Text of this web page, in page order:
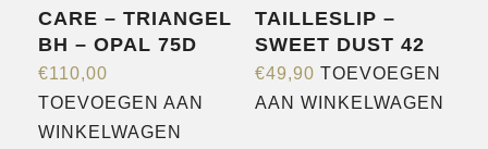
productpagina
de
productpagina
CARE – TRIANGEL
BH – OPAL 75D
€110,00
TOEVOEGEN AAN
WINKELWAGEN
TAILLESLIP –
SWEET DUST 42
€49,90 TOEVOEGEN
AAN WINKELWAGEN